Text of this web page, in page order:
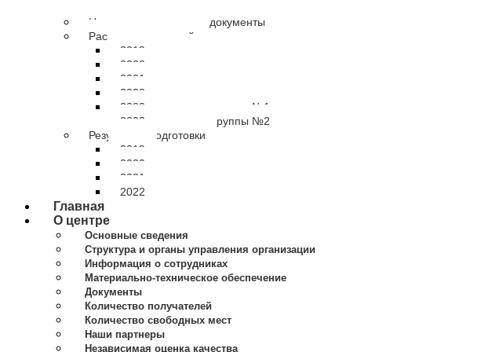
Нормативно-правовые документы
Расписание занятий
2019 расписание
2020 расписание
2021 расписание
2022 расписание
2023 расписание группы №1
2023 расписание группы №2
Результаты подготовки
2019
2020
2021
2022
Главная
О центре
Основные сведения
Структура и органы управления организации
Информация о сотрудниках
Материально-техническое обеспечение
Документы
Количество получателей
Количество свободных мест
Наши партнеры
Независимая оценка качества